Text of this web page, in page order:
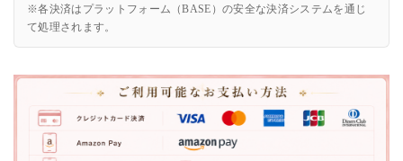
※各決済はプラットフォーム（BASE）の安全な決済システムを通じ
て処理されます。